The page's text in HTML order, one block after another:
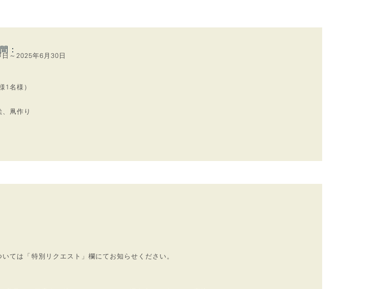
：
日～2025年6月30日
1名様）
凧作り
ては「特別リクエスト」欄にてお知らせください。